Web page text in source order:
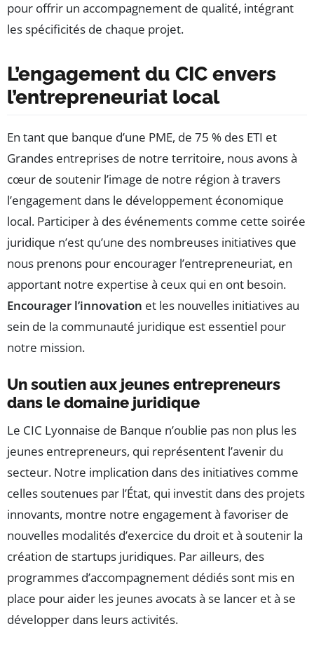
pour offrir un accompagnement de qualité, intégrant
les spécificités de chaque projet.
L’engagement du CIC envers
l’entrepreneuriat local
En tant que banque d’une PME, de 75 % des ETI et
Grandes entreprises de notre territoire, nous avons à
cœur de soutenir l’image de notre région à travers
l’engagement dans le développement économique
local. Participer à des événements comme cette soirée
juridique n’est qu’une des nombreuses initiatives que
nous prenons pour encourager l’entrepreneuriat, en
apportant notre expertise à ceux qui en ont besoin.
Encourager l’innovation et les nouvelles initiatives au
sein de la communauté juridique est essentiel pour
notre mission.
Un soutien aux jeunes entrepreneurs
dans le domaine juridique
Le CIC Lyonnaise de Banque n’oublie pas non plus les
jeunes entrepreneurs, qui représentent l’avenir du
secteur. Notre implication dans des initiatives comme
celles soutenues par l’État, qui investit dans des projets
innovants, montre notre engagement à favoriser de
nouvelles modalités d’exercice du droit et à soutenir la
création de startups juridiques. Par ailleurs, des
programmes d’accompagnement dédiés sont mis en
place pour aider les jeunes avocats à se lancer et à se
développer dans leurs activités.